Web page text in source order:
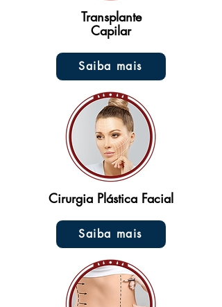
Transplante
Capilar
Saiba mais
Cirurgia Plástica Facial
Saiba mais